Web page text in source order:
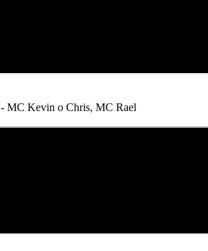
- MC Kevin o Chris, MC Rael